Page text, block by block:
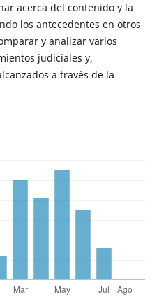
acerca del contenido y la
los antecedentes en otros
y analizar varios
judiciales y,
a través de la